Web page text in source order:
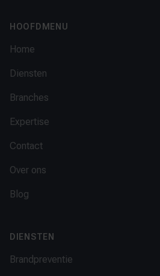
HOOFDMENU
Home
Diensten
Branches
Expertise
Contact
Over ons
Blog
DIENSTEN
Brandpreventie